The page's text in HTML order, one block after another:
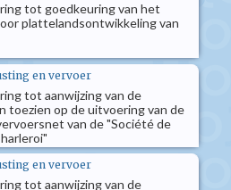
tot goedkeuring van het
plattelandsontwikkeling van
en vervoer
tot aanwijzing van de
toezien op de uitvoering van de
van de "Société de
en vervoer
tot aanwijzing van de